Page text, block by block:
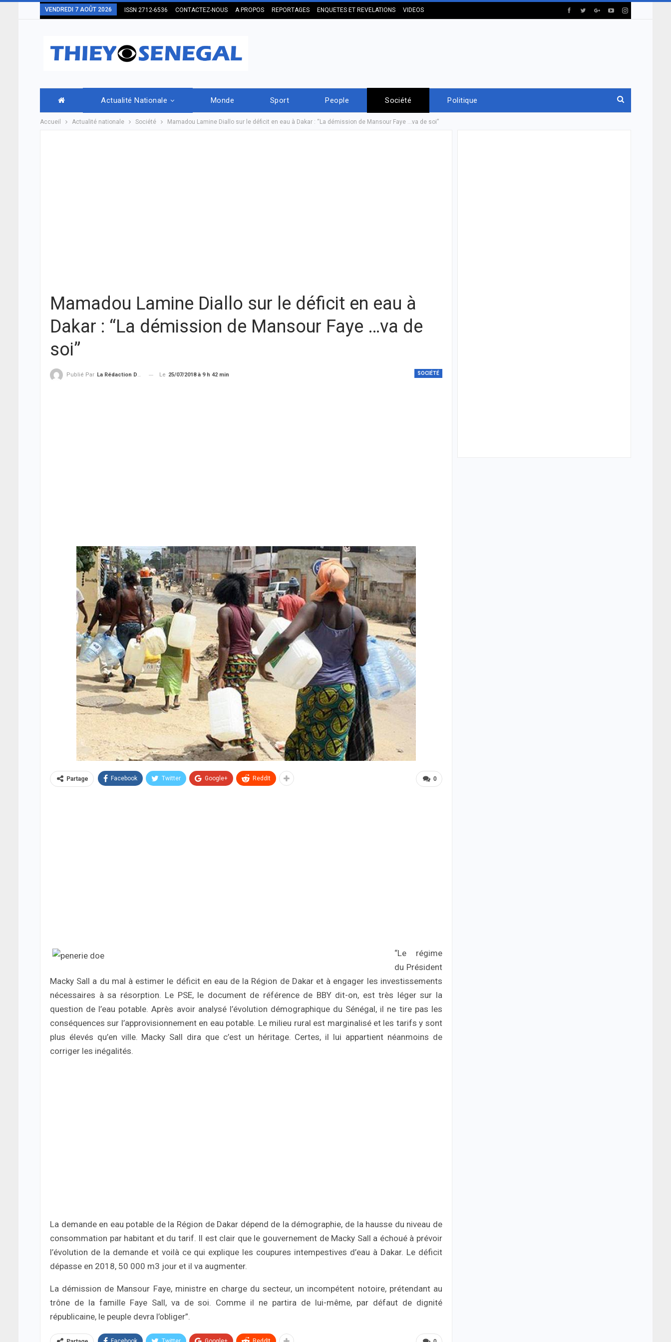
VENDREDI 7 AOÛT 2026 ISSN 2712-6536 CONTACTEZ-NOUS A PROPOS REPORTAGES ENQUETES ET REVELATIONS VIDEOS
Actualité Nationale Monde Sport People Société Politique
Accueil Actualité nationale Société Mamadou Lamine Diallo sur le déficit en eau à Dakar : “La démission de Mansour Faye …va de soi”
Mamadou Lamine Diallo sur le déficit en eau à
Dakar : “La démission de Mansour Faye …va de
soi”
SOCIÉTÉ
Publié Par La Rédaction De THIEYSENEGAL.com Le 25/07/2018 à 9 h 42 min
0
Partage Facebook Twitter Google+ ReddIt
“Le régime
du Président
Macky Sall a du mal à estimer le déficit en eau de la Région de Dakar et à engager les investissements
nécessaires à sa résorption. Le PSE, le document de référence de BBY dit-on, est très léger sur la
question de l’eau potable. Après avoir analysé l’évolution démographique du Sénégal, il ne tire pas les
conséquences sur l’approvisionnement en eau potable. Le milieu rural est marginalisé et les tarifs y sont
plus élevés qu’en ville. Macky Sall dira que c’est un héritage. Certes, il lui appartient néanmoins de
corriger les inégalités.
La demande en eau potable de la Région de Dakar dépend de la démographie, de la hausse du niveau de
consommation par habitant et du tarif. Il est clair que le gouvernement de Macky Sall a échoué à prévoir
l’évolution de la demande et voilà ce qui explique les coupures intempestives d’eau à Dakar. Le déficit
dépasse en 2018, 50 000 m3 jour et il va augmenter.
La démission de Mansour Faye, ministre en charge du secteur, un incompétent notoire, prétendant au
trône de la famille Faye Sall, va de soi. Comme il ne partira de lui-même, par défaut de dignité
républicaine, le peuple devra l’obliger”.